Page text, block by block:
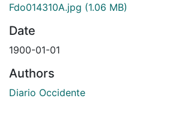
Fdo014310A.jpg (1.06 MB)
Date
1900-01-01
Authors
Diario Occidente